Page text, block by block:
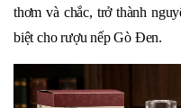
thơm và chắc, trở thành
biệt cho rượu nếp Gò Đen.